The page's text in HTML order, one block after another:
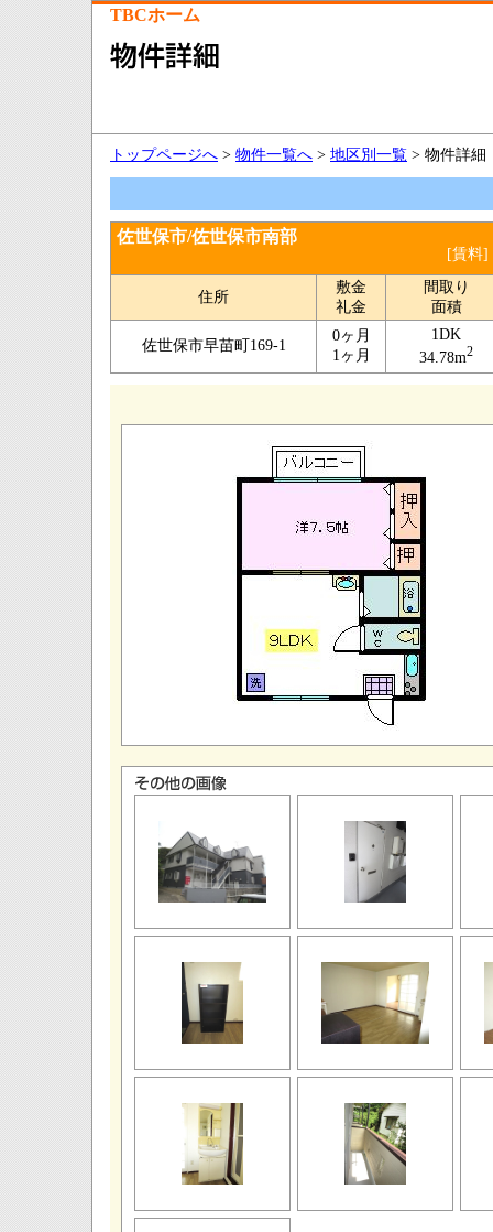
TBCホーム
トップページへ > 物件一覧へ > 地区別一覧 > 物件詳細
佐世保市/佐世保市南部
[賃料]
住所
敷金
礼金
間取り
面積
佐世保市早苗町169-1
0ヶ月
1ヶ月
1DK
34.78m2